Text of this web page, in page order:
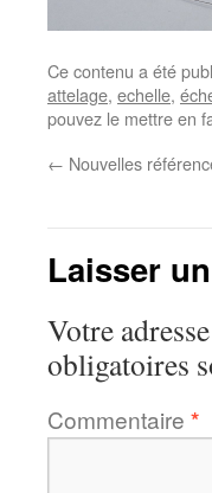
Ce contenu a été
attelage, echelle,
pouvez le mettre en
← Nouvelles
Laisser
Votre
obligatoires
Commentaire *